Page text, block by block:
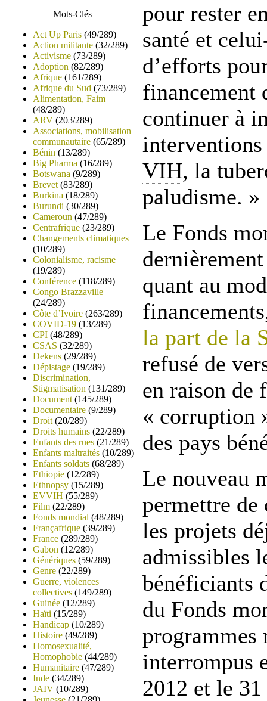
Mots-Clés
Act Up Paris (49/289)
Action militante (32/289)
Activisme (73/289)
Adoption (82/289)
Afrique (161/289)
Afrique du Sud (73/289)
Alimentation, Faim
(48/289)
ARV (203/289)
Associations, mobilisation
communautaire (65/289)
Bénin (13/289)
Big Pharma (16/289)
Botswana (9/289)
Brevet (83/289)
Burkina (18/289)
Burundi (30/289)
Cameroun (47/289)
Centrafrique (23/289)
Changements climatiques
(10/289)
Colonialisme, racisme
(19/289)
Conférence (118/289)
Congo Brazzaville
(24/289)
Côte d’Ivoire (263/289)
COVID-19 (13/289)
CPI (48/289)
CSAS (32/289)
Dekens (29/289)
Dépistage (19/289)
Discrimination,
Stigmatisation (131/289)
Document (145/289)
Documentaire (9/289)
Droit (20/289)
Droits humains (22/289)
Enfants des rues (21/289)
Enfants maltraités (10/289)
Enfants soldats (68/289)
Ethiopie (12/289)
Ethnopsy (15/289)
EVVIH (55/289)
Film (22/289)
Fonds mondial (48/289)
Françafrique (39/289)
France (289/289)
Gabon (12/289)
Génériques (59/289)
Genre (22/289)
Guerre, violences
collectives (149/289)
Guinée (12/289)
Haïti (15/289)
Handicap (10/289)
Histoire (49/289)
Homosexualité,
Homophobie (44/289)
Humanitaire (47/289)
Inde (34/289)
JAIV (10/289)
pour rester
santé et
d’efforts
financement
continuer à
VIH, la
paludisme. »
Le Fonds
quant au
la part de la
refusé de
en raison de
« corruption
des pays
Le nouveau
permettre
les projets
admissibles
bénéficiants
du Fonds
programmes
interrompus
2012 et le